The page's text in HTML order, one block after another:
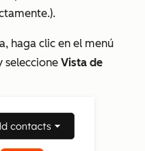
haga clic en el menú
seleccione Vista de